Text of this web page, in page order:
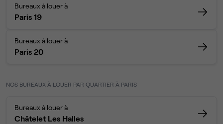
Bureaux à louer à
Paris 19
Bureaux à louer à
Paris 20
NOS BUREAUX À LOUER PAR QUARTIER À PARIS
Bureaux à louer à
Châtelet Les Halles